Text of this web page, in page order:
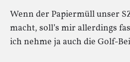
Wenn der Papiermüll unser
macht, soll’s mir allerdings
ich nehme ja auch die Golf-